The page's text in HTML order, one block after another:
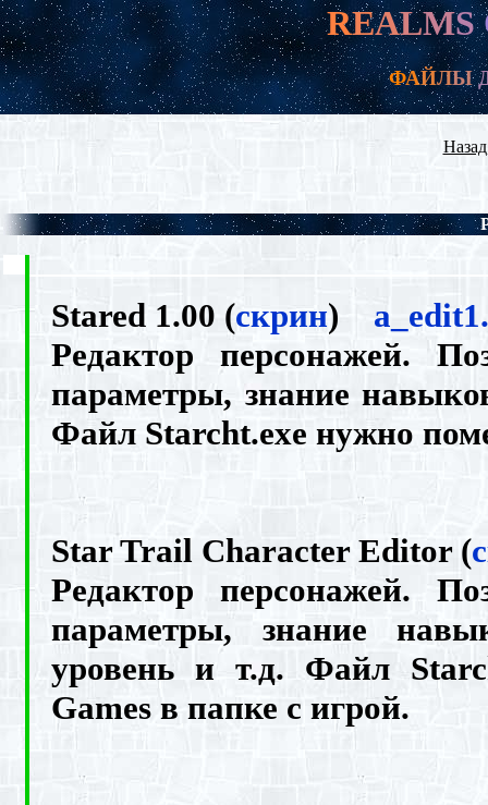
REALMS
ФАЙЛЫ
Stared 1.00 (скрин)
Редактор персонажей.
параметры, знание
Файл Starcht.exe нужно
Star Trail Character Editor (
Редактор персонажей.
параметры, знание
уровень и т.д. Файл
Games в папке с игрой.